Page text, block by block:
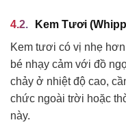
Kem Tươi
Kem tươi có vị nhẹ
bé nhạy cảm với đồ
chảy ở nhiệt độ cao,
chức ngoài trời hoặc
này.